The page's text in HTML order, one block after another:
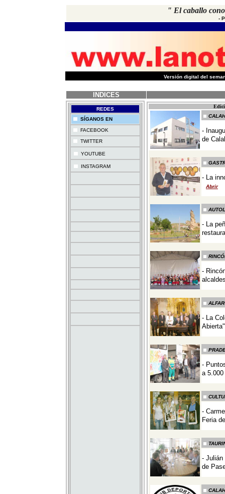
" El caballo
-
Versión digital del
INDICES